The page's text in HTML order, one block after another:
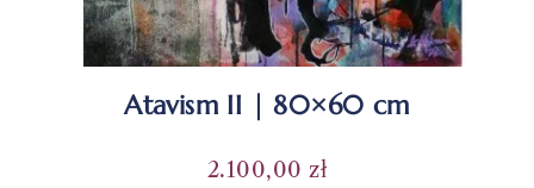
Atavism II | 80×60 cm
2.100,00zł